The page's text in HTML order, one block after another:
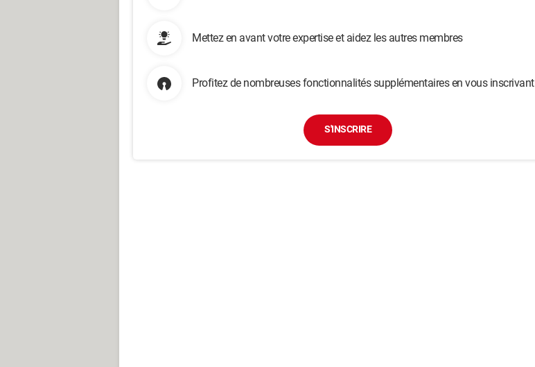
Mettez en avant votre expertise et aidez les autres membres
Profitez de nombreuses fonctionnalités supplémentaires en vous inscrivant
S'INSCRIRE